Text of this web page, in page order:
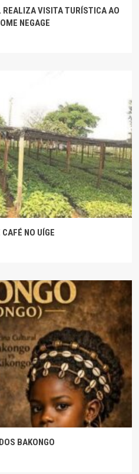
VISITA TURÍSTICA AO
NEGAGE
NO UÍGE
BAKONGO